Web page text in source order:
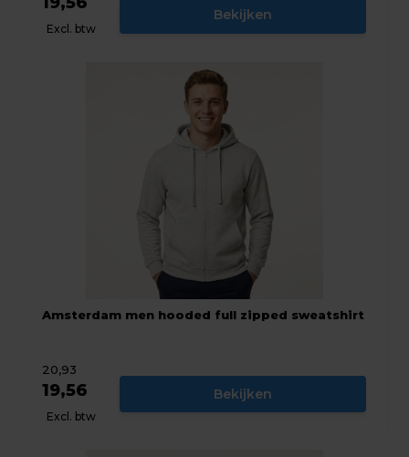
Excl. btw
Bekijken
Amsterdam men hooded full zipped sweatshirt
20,93
19,56
Excl. btw
Bekijken